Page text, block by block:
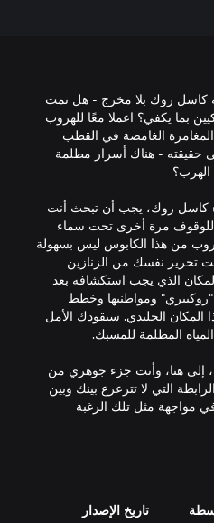
كاسل روك بلا مخرج - هل تمت
بما يكفي؟ اعملا معًا للهروب
الغامضة في القطب
حقيقته - هناك أسرار مظلمة
كاسل روك، يجب أن تبحث أنت
مرة أخرى تحت سماء
من هذا الكابوس ليس بسهولة
تحرير نفسك من الزنازين
الذي يجب استكشافه بعد
ومواطنيها وخطط
الجليدي. سيقودك الأمل
هنا، وأنت جزء جوهري من
التي لا تتزعزع بينك وبين
مواجهة مثل تلك الرغبة
فقط بلاعبين، كما تطلب أن
تاريخ الإصدار